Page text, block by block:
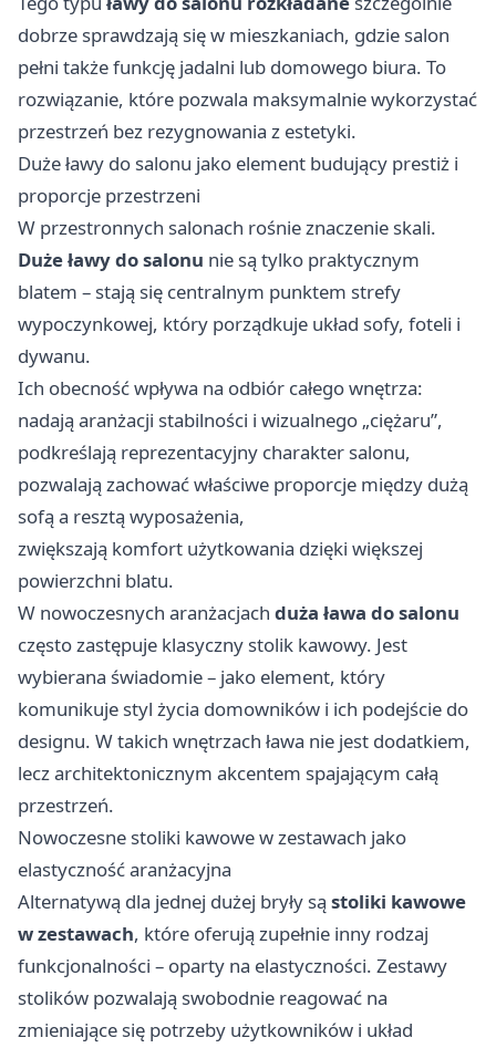
dobrze sprawdzają się w mieszkaniach, gdzie salon
pełni także funkcję jadalni lub domowego biura. To
rozwiązanie, które pozwala maksymalnie wykorzystać
przestrzeń bez rezygnowania z estetyki.
Duże ławy do salonu jako element budujący prestiż i
proporcje przestrzeni
W przestronnych salonach rośnie znaczenie skali.
Duże ławy do salonu nie są tylko praktycznym
blatem – stają się centralnym punktem strefy
wypoczynkowej, który porządkuje układ sofy, foteli i
dywanu.
Ich obecność wpływa na odbiór całego wnętrza:
nadają aranżacji stabilności i wizualnego „ciężaru”,
podkreślają reprezentacyjny charakter salonu,
pozwalają zachować właściwe proporcje między dużą
sofą a resztą wyposażenia,
zwiększają komfort użytkowania dzięki większej
powierzchni blatu.
W nowoczesnych aranżacjach duża ława do salonu
często zastępuje klasyczny stolik kawowy. Jest
wybierana świadomie – jako element, który
komunikuje styl życia domowników i ich podejście do
designu. W takich wnętrzach ława nie jest dodatkiem,
lecz architektonicznym akcentem spajającym całą
przestrzeń.
Nowoczesne stoliki kawowe w zestawach jako
elastyczność aranżacyjna
Alternatywą dla jednej dużej bryły są stoliki kawowe
w zestawach, które oferują zupełnie inny rodzaj
funkcjonalności – oparty na elastyczności. Zestawy
stolików pozwalają swobodnie reagować na
zmieniające się potrzeby użytkowników i układ